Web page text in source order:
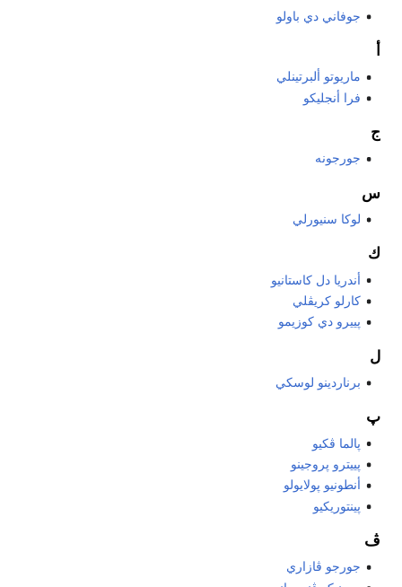
جوفاني دي باولو
ماريوتو ألبرتينلي
فرا أنجليكو
ج
جورجونه
س
لوكا سنيورلي
ك
أندريا دل كاستانيو
كارلو كريڤلي
پييرو دي كوزيمو
ل
برناردينو لوسكي
پ
پالما ڤكيو
پييترو پروجينو
أنطونيو پولايولو
پينتوريكيو
ڤ
جورجو ڤازاري